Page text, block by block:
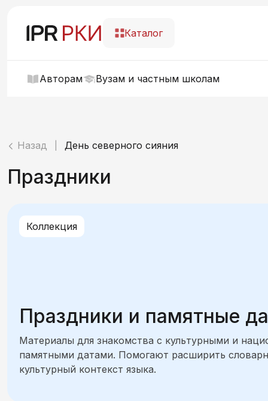
Каталог
Авторам Вузам и частным школам
Назад День северного сияния
Праздники
Коллекция
Праздники и памятные
Материалы для знакомства с культурными и
памятными датами. Помогают расширить
культурный контекст языка.